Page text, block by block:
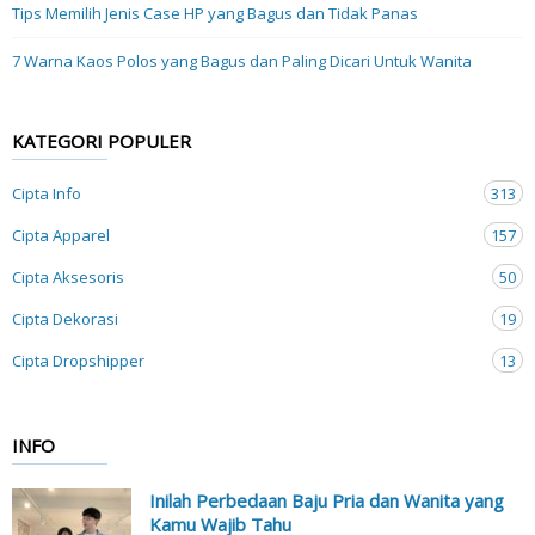
Tips Memilih Jenis Case HP yang Bagus dan Tidak Panas
7 Warna Kaos Polos yang Bagus dan Paling Dicari Untuk Wanita
KATEGORI POPULER
Cipta Info
313
Cipta Apparel
157
Cipta Aksesoris
50
Cipta Dekorasi
19
Cipta Dropshipper
13
INFO
Inilah Perbedaan Baju Pria dan Wanita yang
Kamu Wajib Tahu